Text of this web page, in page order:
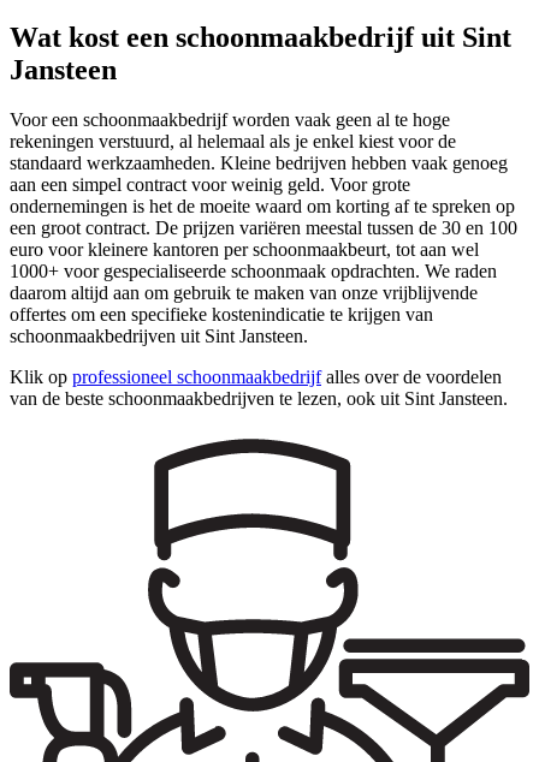
Wat kost een schoonmaakbedrijf uit Sint
Jansteen
Voor een schoonmaakbedrijf worden vaak geen al te hoge
rekeningen verstuurd, al helemaal als je enkel kiest voor de
standaard werkzaamheden. Kleine bedrijven hebben vaak genoeg
aan een simpel contract voor weinig geld. Voor grote
ondernemingen is het de moeite waard om korting af te spreken op
een groot contract. De prijzen variëren meestal tussen de 30 en 100
euro voor kleinere kantoren per schoonmaakbeurt, tot aan wel
1000+ voor gespecialiseerde schoonmaak opdrachten. We raden
daarom altijd aan om gebruik te maken van onze vrijblijvende
offertes om een specifieke kostenindicatie te krijgen van
schoonmaakbedrijven uit Sint Jansteen.
Klik op professioneel schoonmaakbedrijfalles over de voordelen
van de beste schoonmaakbedrijven te lezen, ook uit Sint Jansteen.